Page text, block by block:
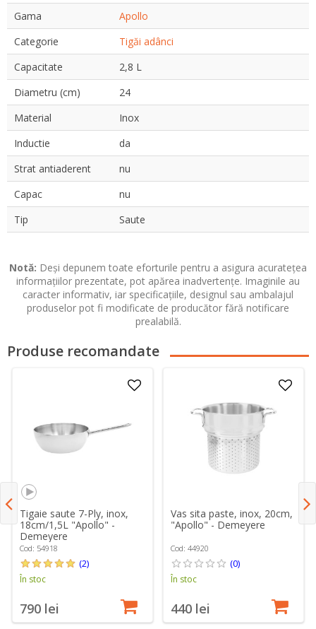
Gama
Apollo
Categorie
Tigăi adânci
Capacitate
2,8 L
Diametru (cm)
24
Material
Inox
Inductie
da
Strat antiaderent
nu
Capac
nu
Tip
Saute
Notă: Deși depunem toate eforturile pentru a asigura acuratețea
informațiilor prezentate, pot apărea inadvertențe. Imaginile au
caracter informativ, iar specificațiile, designul sau ambalajul
produselor pot fi modificate de producător fără notificare
prealabilă.
Produse recomandate
Tigaie saute 7-Ply, inox,
18cm/1,5L "Apollo" -
Demeyere
Cod: 54918
(2)
În stoc
790 lei
Vas sita paste, inox, 20cm,
"Apollo" - Demeyere
Cod: 44920
(0)
În stoc
440 lei